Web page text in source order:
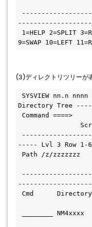
1=HELP 2=SPLIT
9=SWAP 10=LEFT
(3)ディレクトリツリーが
Directory Tree
Scroll
----- Lvl 3 Row 1-
Path /